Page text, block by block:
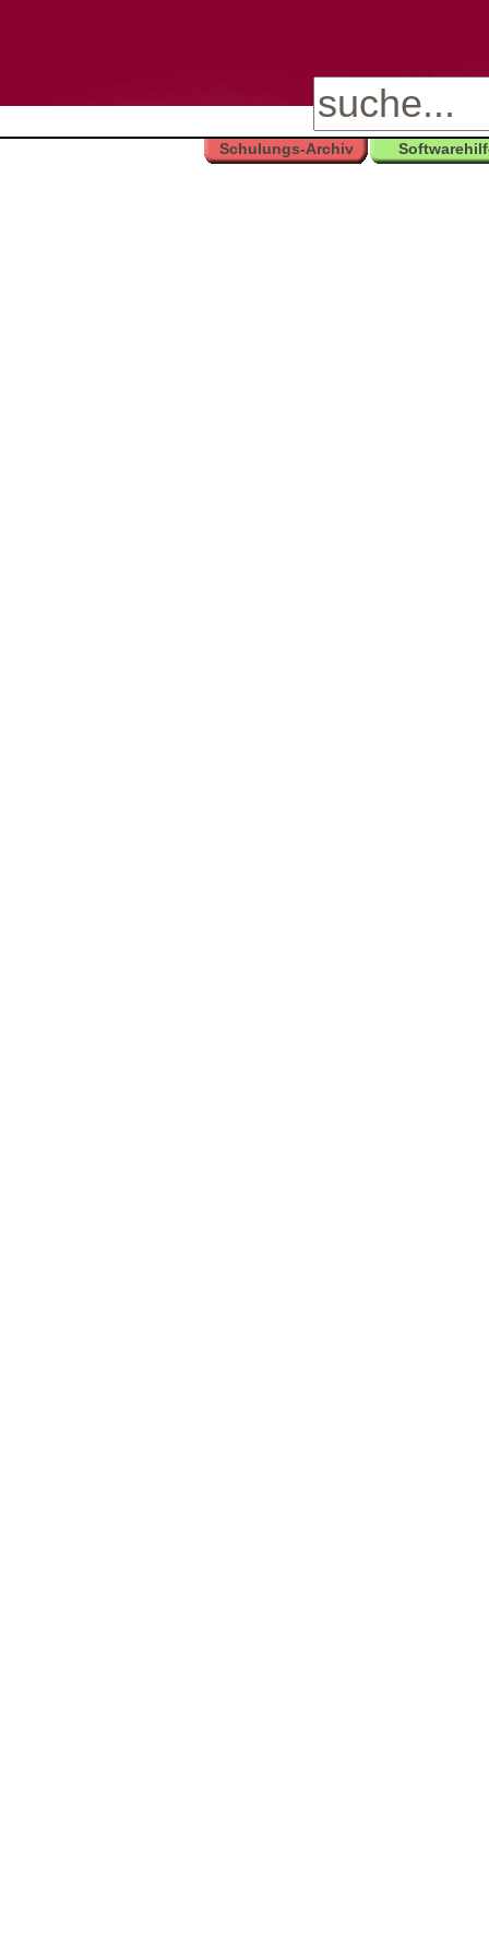
Schulungs-Archiv